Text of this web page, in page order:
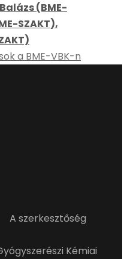
(BME-
SZAKT),
a BME-VBK-n
A szerkesztőség
Kémiai